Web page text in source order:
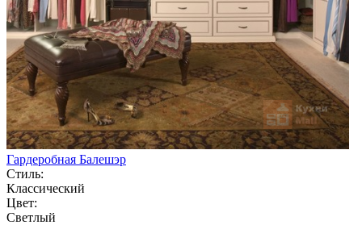
Гардеробная Балешэр
Стиль:
Классический
Цвет:
Светлый